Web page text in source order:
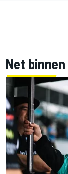
Net binnen